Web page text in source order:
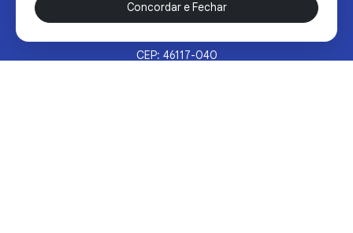
CEP: 46117-040
Concordar e Fechar